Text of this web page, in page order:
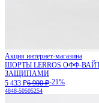
Акция интернет-магазина
ШОРТЫ LERROS ОФФ-
ЗАЩИПАМИ
5 433 ₽6 900 ₽-21%
4848-50505254